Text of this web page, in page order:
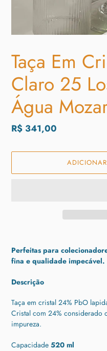
Taça Em
Claro 25
Água
Preço
R$ 341,00
o
produto
ao
seu
carrinho
Perfeitas para
fina e qualidade impecável.
Descrição
Taça em cristal 24% PbO
Cristal com 24% considerado
impureza.
Capacidade 520 ml